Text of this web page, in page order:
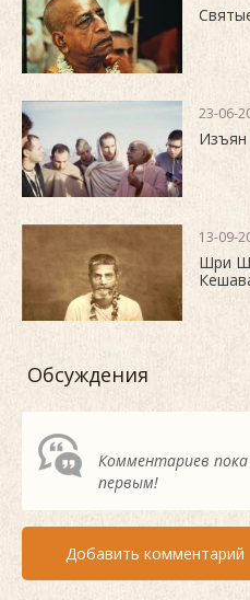
23-06-
Изъян
13-09-
Шри
Обсуждения
Комментариев
первым!
Добавить комментарий